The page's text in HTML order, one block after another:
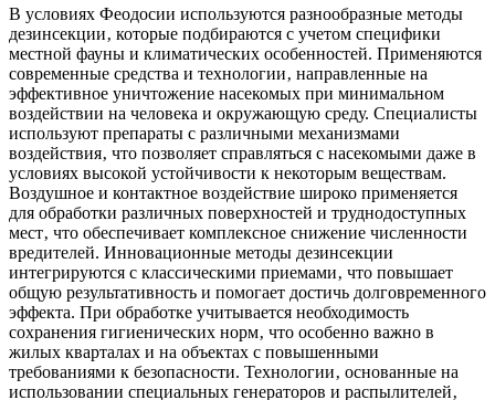
В условиях Феодосии используются разнообразные методы
дезинсекции‚ которые подбираются с учетом специфики
местной фауны и климатических особенностей. Применяются
современные средства и технологии‚ направленные на
эффективное уничтожение насекомых при минимальном
воздействии на человека и окружающую среду. Специалисты
используют препараты с различными механизмами
воздействия‚ что позволяет справляться с насекомыми даже в
условиях высокой устойчивости к некоторым веществам.
Воздушное и контактное воздействие широко применяется
для обработки различных поверхностей и труднодоступных
мест‚ что обеспечивает комплексное снижение численности
вредителей. Инновационные методы дезинсекции
интегрируются с классическими приемами‚ что повышает
общую результативность и помогает достичь долговременного
эффекта. При обработке учитывается необходимость
сохранения гигиенических норм‚ что особенно важно в
жилых кварталах и на объектах с повышенными
требованиями к безопасности. Технологии‚ основанные на
использовании специальных генераторов и распылителей‚